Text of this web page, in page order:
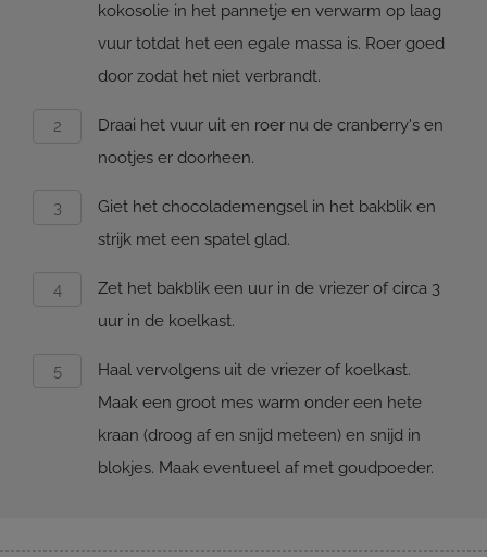
kokosolie in het pannetje en verwarm op laag
vuur totdat het een egale massa is. Roer goed
door zodat het niet verbrandt.
Draai het vuur uit en roer nu de cranberry's en
nootjes er doorheen.
Giet het chocolademengsel in het bakblik en
strijk met een spatel glad.
Zet het bakblik een uur in de vriezer of circa 3
uur in de koelkast.
Haal vervolgens uit de vriezer of koelkast.
Maak een groot mes warm onder een hete
kraan (droog af en snijd meteen) en snijd in
blokjes. Maak eventueel af met goudpoeder.